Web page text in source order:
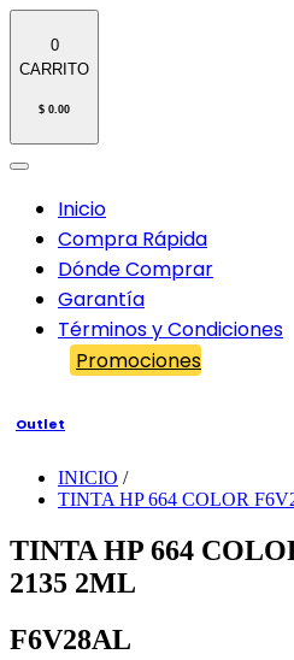
0
CARRITO
$ 0.00
Inicio
Compra Rápida
Dónde Comprar
Garantía
Términos y Condiciones
Promociones
Outlet
INICIO /
TINTA HP 664 COLOR
TINTA HP 664
2135 2ML
F6V28AL